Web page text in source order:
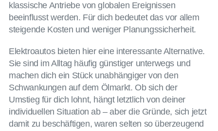
klassische Antriebe von globalen Ereignissen
beeinflusst werden. Für dich bedeutet das vor allem
steigende Kosten und weniger Planungssicherheit.
Elektroautos bieten hier eine interessante Alternative.
Sie sind im Alltag häufig günstiger unterwegs und
machen dich ein Stück unabhängiger von den
Schwankungen auf dem Ölmarkt. Ob sich der
Umstieg für dich lohnt, hängt letztlich von deiner
individuellen Situation ab – aber die Gründe, sich jetzt
damit zu beschäftigen, waren selten so überzeugend